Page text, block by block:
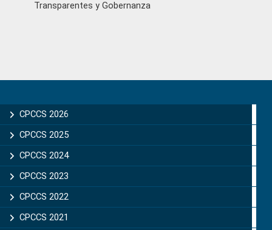
Transparentes y Gobernanza
Sidebar
CPCCS 2026
CPCCS 2025
CPCCS 2024
CPCCS 2023
CPCCS 2022
CPCCS 2021